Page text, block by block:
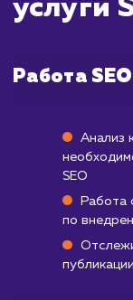
качество
В общем
через 1-2
Но для